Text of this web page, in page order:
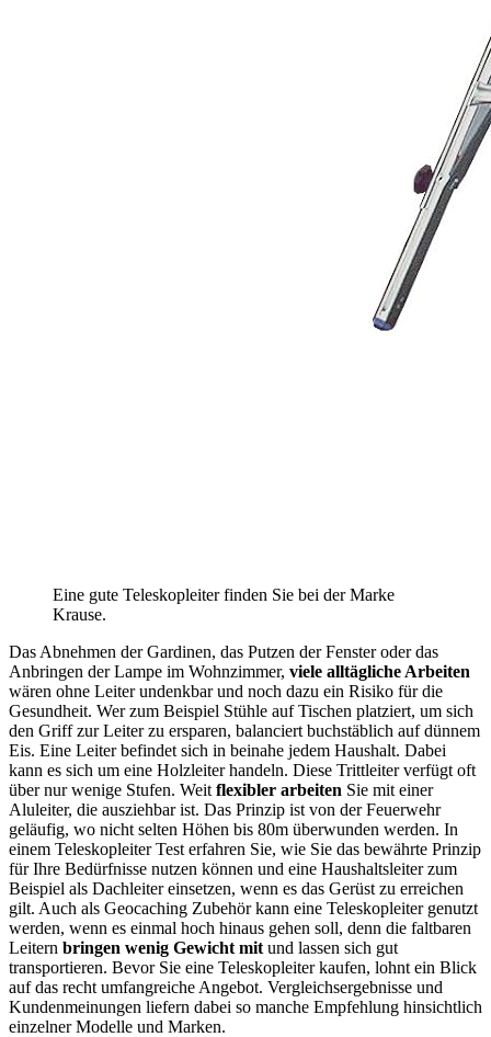
Eine gute Teleskopleiter finden Sie bei der Marke
Krause.
Das Abnehmen der Gardinen, das Putzen der Fenster oder das
Anbringen der Lampe im Wohnzimmer, viele alltägliche Arbeiten
wären ohne Leiter undenkbar und noch dazu ein Risiko für die
Gesundheit. Wer zum Beispiel Stühle auf Tischen platziert, um sich
den Griff zur Leiter zu ersparen, balanciert buchstäblich auf dünnem
Eis. Eine Leiter befindet sich in beinahe jedem Haushalt. Dabei
kann es sich um eine Holzleiter handeln. Diese Trittleiter verfügt oft
über nur wenige Stufen. Weit flexibler arbeiten Sie mit einer
Aluleiter, die ausziehbar ist. Das Prinzip ist von der Feuerwehr
geläufig, wo nicht selten Höhen bis 80m überwunden werden. In
einem Teleskopleiter Test erfahren Sie, wie Sie das bewährte Prinzip
für Ihre Bedürfnisse nutzen können und eine Haushaltsleiter zum
Beispiel als Dachleiter einsetzen, wenn es das Gerüst zu erreichen
gilt. Auch als Geocaching Zubehör kann eine Teleskopleiter genutzt
werden, wenn es einmal hoch hinaus gehen soll, denn die faltbaren
Leitern bringen wenig Gewicht mit und lassen sich gut
transportieren. Bevor Sie eine Teleskopleiter kaufen, lohnt ein Blick
auf das recht umfangreiche Angebot. Vergleichsergebnisse und
Kundenmeinungen liefern dabei so manche Empfehlung hinsichtlich
einzelner Modelle und Marken.